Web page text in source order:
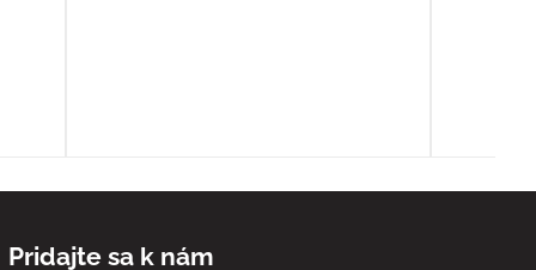
Pridajte sa k nám